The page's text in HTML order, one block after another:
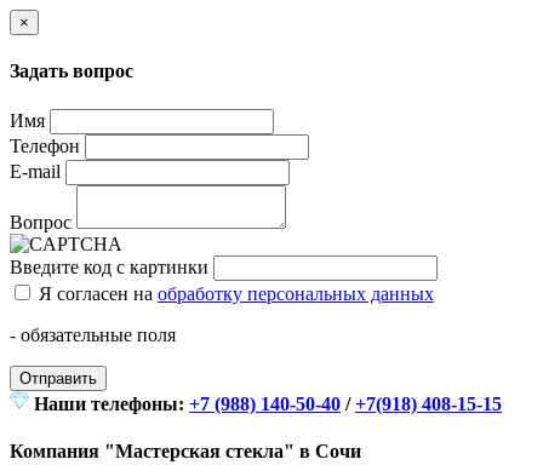
×
Задать вопрос
Имя
Телефон
E-mail
Вопрос
Введите код с картинки
Я согласен на обработку персональных данных
- обязательные поля
Отправить
Наши телефоны: +7 (988) 140-50-40 /+7(918) 408-15-15
Компания "Мастерская стекла" в Сочи